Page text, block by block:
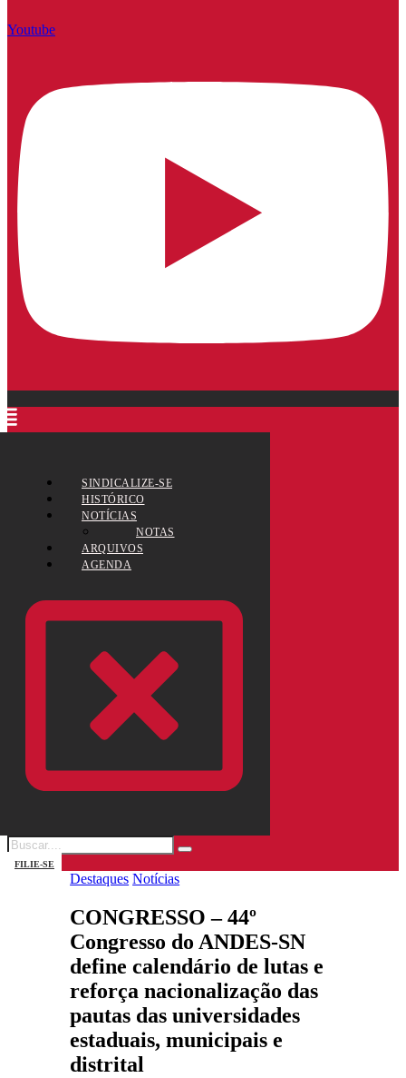
Youtube
SINDICALIZE-SE
HISTÓRICO
NOTÍCIAS
NOTAS
ARQUIVOS
AGENDA
FILIE-SE
Destaques Notícias
CONGRESSO – 44º
Congresso do ANDES-SN
define calendário de lutas e
reforça nacionalização das
pautas das universidades
estaduais, municipais e
distrital